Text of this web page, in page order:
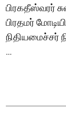
பிரகதீஸ்வரர்
பிரதமர்
நிதியமைச்சர்